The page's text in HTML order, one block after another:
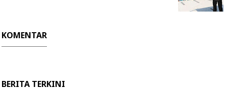
KOMENTAR
BERITA TERKINI